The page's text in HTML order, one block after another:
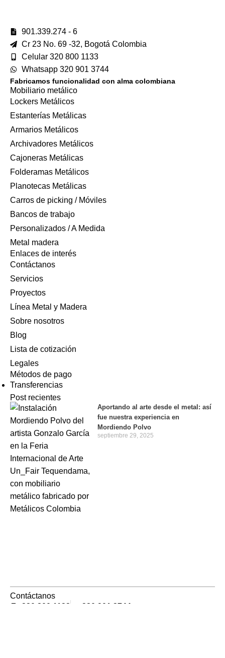
901.339.274 - 6
Cr 23 No. 69 -32, Bogotá Colombia
Celular 320 800 1133
Whatsapp 320 901 3744
Fabricamos funcionalidad con alma colombiana
Mobiliario metálico
Lockers Metálicos
Estanterías Metálicas
Armarios Metálicos
Archivadores Metálicos
Cajoneras Metálicas
Folderamas Metálicos
Planotecas Metálicas
Carros de picking / Móviles
Bancos de trabajo
Personalizados / A Medida
Metal madera
Enlaces de interés
Contáctanos
Servicios
Proyectos
Línea Metal y Madera
Sobre nosotros
Blog
Lista de cotización
Legales
Métodos de pago
Transferencias
Post recientes
Aportando al arte desde el metal: así
fue nuestra experiencia en
Mordiendo Polvo
septiembre 29, 2025
Contáctanos
320 800 1133
320 901 3744